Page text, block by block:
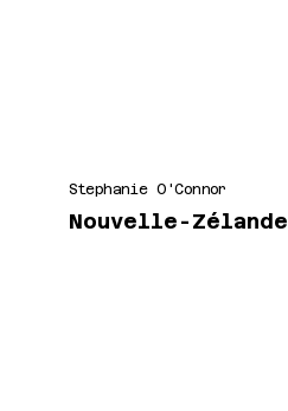
Stephanie O'Connor
Nouvelle-Zélande